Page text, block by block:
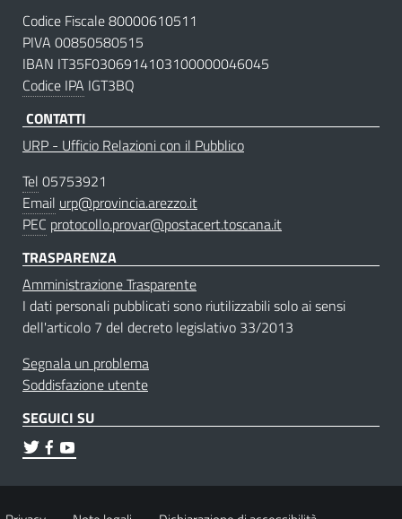
Codice Fiscale 80000610511
PIVA 00850580515
IBAN IT35F0306914103100000046045
Codice IPA IGT3BQ
CONTATTI
URP - Ufficio Relazioni con il Pubblico
Tel 05753921
Email urp@provincia.arezzo.it
PEC protocollo.provar@postacert.toscana.it
TRASPARENZA
Amministrazione Trasparente
I dati personali pubblicati sono riutilizzabili solo ai sensi
dell'articolo 7 del decreto legislativo 33/2013
Segnala un problema
Soddisfazione utente
SEGUICI SU